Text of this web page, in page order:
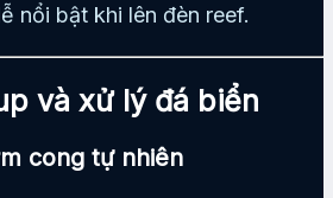
nổi bật khi lên đèn reef.
và xử lý đá biển
cong tự nhiên